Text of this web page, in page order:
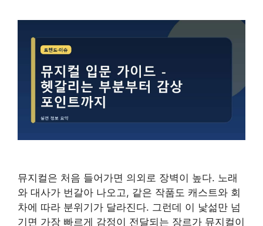
뮤지컬은 처음 들어가면 의외로 장벽이 높다. 노래
와 대사가 번갈아 나오고, 같은 작품도 캐스트와 회
차에 따라 분위기가 달라진다. 그런데 이 낯섦만 넘
기면 가장 빠르게 감정이 전달되는 장르가 뮤지컬이